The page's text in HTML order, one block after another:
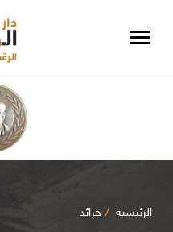
الرئيسية جرائد